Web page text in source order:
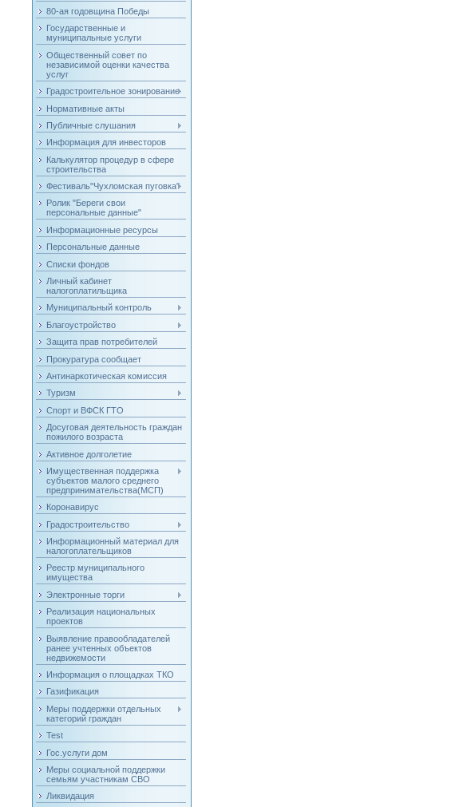
80-ая годовщина Победы
Государственные и
муниципальные услуги
Общественный совет по
независимой оценки качества
услуг
Градостроительное зонирование
Нормативные акты
Публичные слушания
Информация для инвесторов
Калькулятор процедур в сфере
строительства
Фестиваль"Чухломская пуговка"
Ролик "Береги свои
персональные данные"
Информационные ресурсы
Персональные данные
Списки фондов
Личный кабинет
налогоплатильщика
Муниципальный контроль
Благоустройство
Защита прав потребителей
Прокуратура сообщает
Антинаркотическая комиссия
Туризм
Спорт и ВФСК ГТО
Досуговая деятельность граждан
пожилого возраста
Активное долголетие
Имущественная поддержка
субъектов малого среднего
предпринимательства(МСП)
Коронавирус
Градостроительство
Информационный материал для
налогоплательщиков
Реестр муниципального
имущества
Электронные торги
Реализация национальных
проектов
Выявление правообладателей
ранее учтенных объектов
недвижемости
Информация о площадках ТКО
Газификация
Меры поддержки отдельных
категорий граждан
Test
Гос.услуги дом
Меры социальной поддержки
семьям участникам СВО
Ликвидация